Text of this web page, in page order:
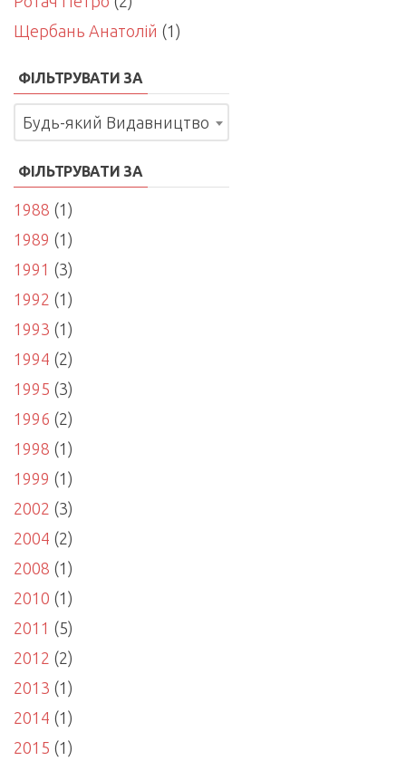
Щербань Анатолій (1)
ФІЛЬТРУВАТИ ЗА
Будь-який Видавництво
ФІЛЬТРУВАТИ ЗА
1988 (1)
1989 (1)
1991 (3)
1992 (1)
1993 (1)
1994 (2)
1995 (3)
1996 (2)
1998 (1)
1999 (1)
2002 (3)
2004 (2)
2008 (1)
2010 (1)
2011 (5)
2012 (2)
2013 (1)
2014 (1)
2015 (1)